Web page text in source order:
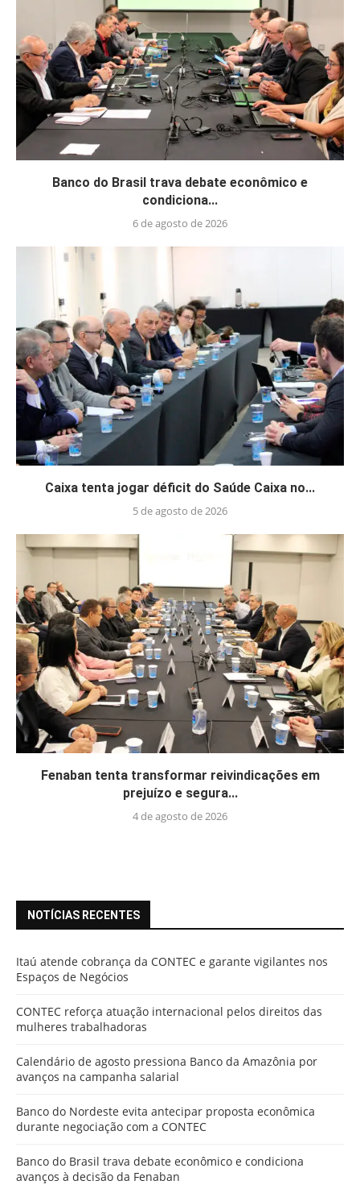
Banco do Brasil trava debate econômico e
condiciona...
6 de agosto de 2026
Caixa tenta jogar déficit do Saúde Caixa no...
5 de agosto de 2026
Fenaban tenta transformar reivindicações em
prejuízo e segura...
4 de agosto de 2026
NOTÍCIAS RECENTES
Itaú atende cobrança da CONTEC e garante vigilantes nos
Espaços de Negócios
CONTEC reforça atuação internacional pelos direitos das
mulheres trabalhadoras
Calendário de agosto pressiona Banco da Amazônia por
avanços na campanha salarial
Banco do Nordeste evita antecipar proposta econômica
durante negociação com a CONTEC
Banco do Brasil trava debate econômico e condiciona
avanços à decisão da Fenaban